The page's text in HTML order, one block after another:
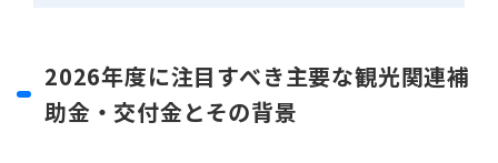
2026年度に注目すべき主要な観光関連補
助金・交付金とその背景